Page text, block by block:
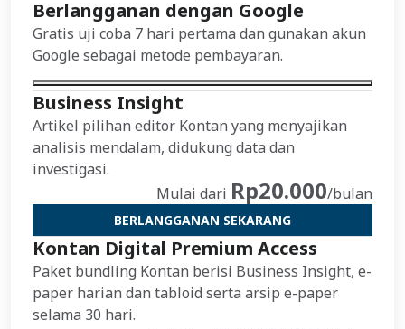
Berlangganan dengan Google
Gratis uji coba 7 hari pertama dan gunakan akun
Google sebagai metode pembayaran.
Business Insight
Artikel pilihan editor Kontan yang menyajikan
analisis mendalam, didukung data dan
investigasi.
Mulai dari Rp20.000/bulan
BERLANGGANAN SEKARANG
Kontan Digital Premium Access
Paket bundling Kontan berisi Business Insight, e-
paper harian dan tabloid serta arsip e-paper
selama 30 hari.